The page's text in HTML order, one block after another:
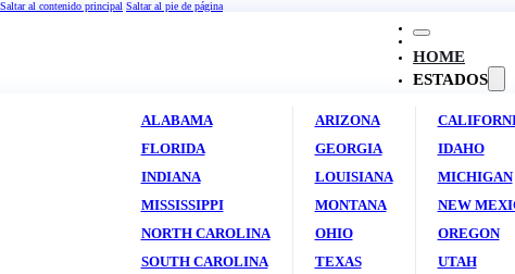
Saltar al contenido principal Saltar al pie de página
HOME
ESTADOS
ALABAMA ARIZONA
FLORIDA
GEORGIA IDAHO
INDIANA
LOUISIANA MICHIGAN
MISSISSIPPI
MONTANA NEW
NORTH CAROLINA
OHIO OREGON
SOUTH CAROLINA
TEXAS UTAH